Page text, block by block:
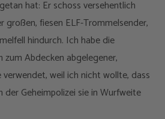
hat: Er schoss versehentlich
großen, fiesen ELF-Trommelsender,
hindurch. Ich habe die
zum Abdecken abgelegener,
weil ich nicht wollte, dass
der Geheimpolizei sie in Wurfweite